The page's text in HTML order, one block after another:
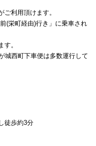
利用頂けます。
(栄町経由)行き」に乗車され
。
城西町下車便は多数運行して
徒歩約3分